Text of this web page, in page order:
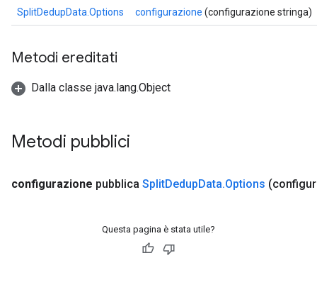
SplitDedupData.Options configurazione (configurazione stringa)
Metodi ereditati
Dalla classe java.lang.Object
Metodi pubblici
configurazione pubblica SplitDedupData.Options
Questa pagina è stata utile?